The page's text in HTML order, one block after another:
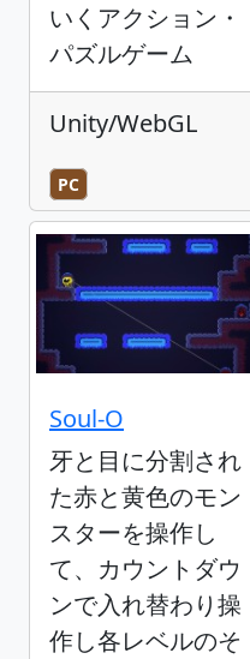
いくアクション・
パズルゲーム
Unity/WebGL
PC
Soul-O
牙と目に分割され
た赤と黄色のモン
スターを操作し
て、カウントダウ
ンで入れ替わり操
作し各レベルのそ